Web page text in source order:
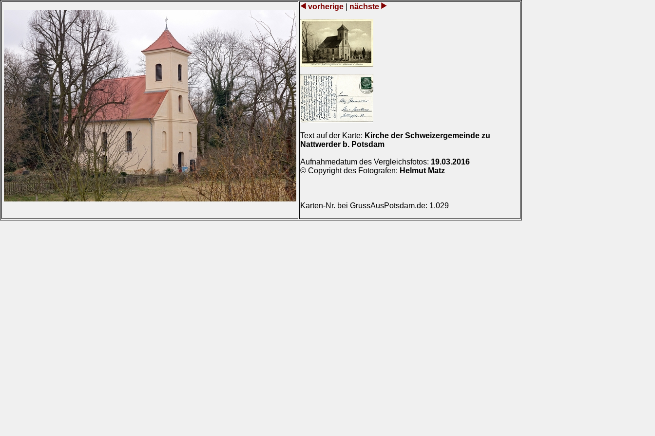
vorherige nächste
Text auf der Karte: Kirche der Schweizergemeinde zu
Nattwerder b. Potsdam
Aufnahmedatum des Vergleichsfotos: 19.03.2016
© Copyright des Fotografen: Helmut Matz
Karten-Nr. bei GrussAusPotsdam.de: 1.029